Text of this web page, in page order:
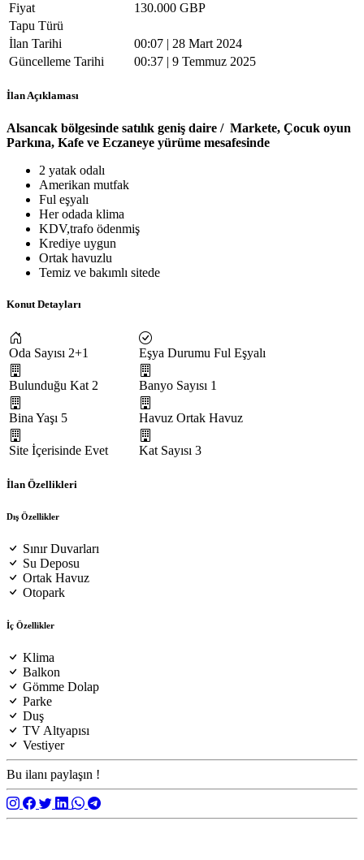
Fiyat
130.000 GBP
Tapu Türü
İlan Tarihi
00:07 | 28 Mart 2024
Güncelleme Tarihi
00:37 | 9 Temmuz 2025
İlan Açıklaması
Alsancak bölgesinde satılık geniş daire / Markete, Çocuk oyun
Parkına, Kafe ve Eczaneye yürüme mesafesinde
2 yatak odalı
Amerikan mutfak
Ful eşyalı
Her odada klima
KDV,trafo ödenmiş
Krediye uygun
Ortak havuzlu
Temiz ve bakımlı sitede
Konut Detayları
Oda Sayısı 2+1 Eşya Durumu Ful Eşyalı
Bulunduğu Kat 2 Banyo Sayısı 1
Bina Yaşı 5 Havuz Ortak Havuz
Site İçerisinde Evet Kat Sayısı 3
İlan Özellikleri
Dış Özellikler
Sınır Duvarları
Su Deposu
Ortak Havuz
Otopark
İç Özellikler
Klima
Balkon
Gömme Dolap
Parke
Duş
TV Altyapısı
Vestiyer
Bu ilanı paylaşın !